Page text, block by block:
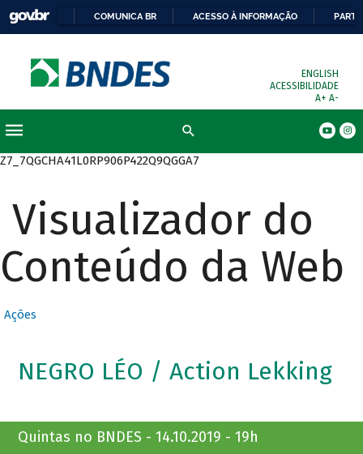
COMUNICA BR ACESSO À INFORMAÇÃO
ENGLISH
ACESSIBILIDADE
A+ A-
Z7_7QGCHA41L0RP906P422Q9QGGA7
Visualizador do
Conteúdo da Web
Ações
NEGRO LÉO / Action Lekking
Quintas no BNDES - 14.10.2019 - 19h